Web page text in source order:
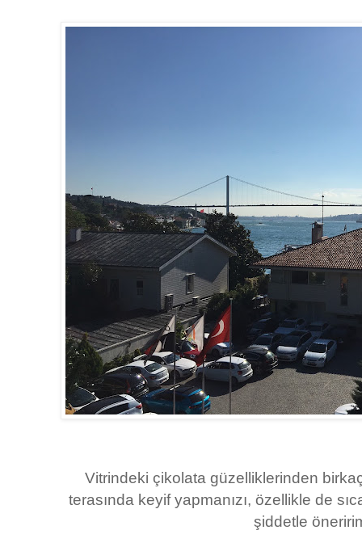
Vitrindeki çikolata güzelliklerinden
terasında keyif yapmanızı, özellikle de
şiddetle